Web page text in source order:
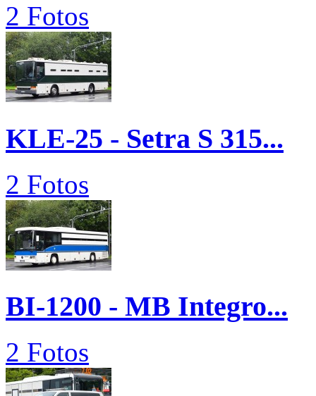
2 Fotos
KLE-25 - Setra S 315...
2 Fotos
BI-1200 - MB Integro...
2 Fotos